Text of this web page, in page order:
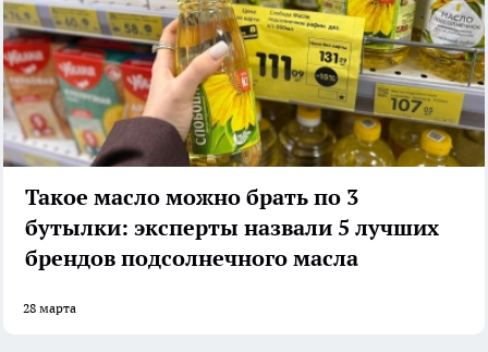
Такое масло можно брать по 3
бутылки: эксперты назвали 5 лучших
брендов подсолнечного масла
28 марта